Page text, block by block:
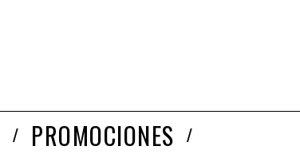
PROMOCIONES